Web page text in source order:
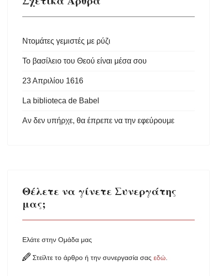
Ντομάτες γεμιστές με ρύζι
Το βασίλειο του Θεού είναι μέσα σου
23 Απριλίου 1616
La biblioteca de Babel
Αν δεν υπήρχε, θα έπρεπε να την εφεύρουμε
Θέλετε να γίνετε Συνεργάτης
μας;
Ελάτε στην Ομάδα μας
Στείλτε το άρθρο ή την συνεργασία σας εδώ